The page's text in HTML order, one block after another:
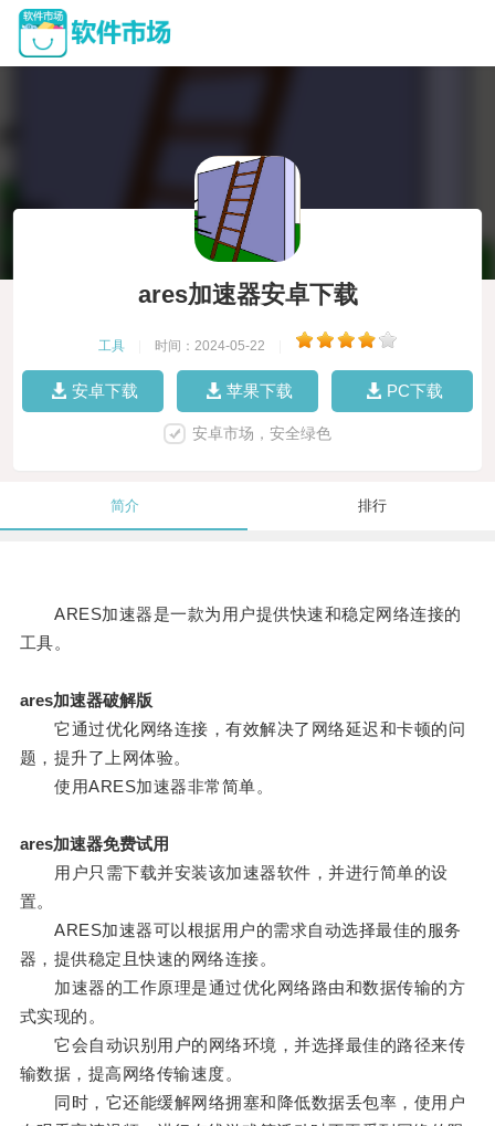
ares加速器安卓下载
工具 时间：2024-05-22
安卓下载 苹果下载 PC下载
安卓市场，安全绿色
简介 排行
ARES加速器是一款为用户提供快速和稳定网络连接的
工具。
ares加速器破解版
它通过优化网络连接，有效解决了网络延迟和卡顿的问
题，提升了上网体验。
使用ARES加速器非常简单。
ares加速器免费试用
用户只需下载并安装该加速器软件，并进行简单的设
置。
ARES加速器可以根据用户的需求自动选择最佳的服务
器，提供稳定且快速的网络连接。
加速器的工作原理是通过优化网络路由和数据传输的方
式实现的。
它会自动识别用户的网络环境，并选择最佳的路径来传
输数据，提高网络传输速度。
同时，它还能缓解网络拥塞和降低数据丢包率，使用户